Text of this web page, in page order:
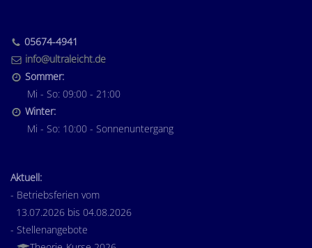
05674-4941
info@ultraleicht.de
Sommer:
Mi - So: 09:00 - 21:00
Winter:
Mi - So: 10:00 - Sonnenuntergang
Aktuell:
- Betriebsferien vom
13.07.2026 bis 04.08.2026
- Stellenangebote